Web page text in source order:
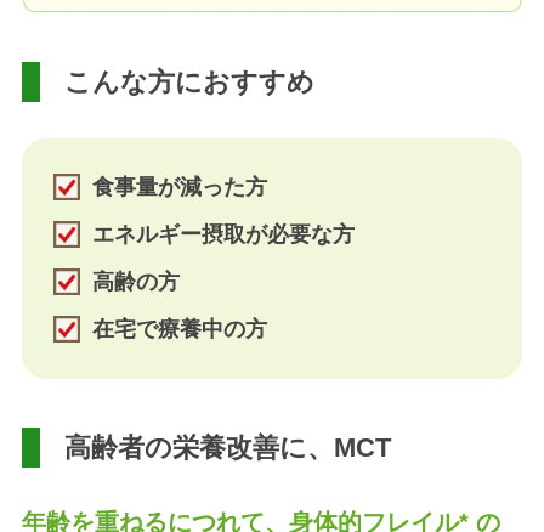
こんな方におすすめ
食事量が減った方
エネルギー摂取が必要な方
高齢の方
在宅で療養中の方
高齢者の栄養改善に、MCT
年齢を重ねるにつれて、身体的フレイル* の